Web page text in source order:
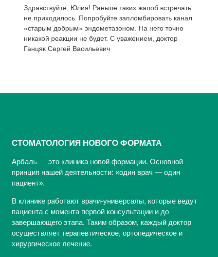
Здравствуйте, Юлия! Раньше таких жалоб встречать
не приходилось. Попробуйте запломбировать канал
«старым добрым» эндометазоном. На него точно
никакой реакции не будет. С уважением, доктор
Ганцяк Сергей Васильевич
СТОМАТОЛОГИЯ НОВОГО ФОРМАТА
Арбаль — это клиника новой формации. Основной
принцип нашей деятельности: «один врач — один
пациент».
В клинике работают врачи-универсалы, которые ведут
пациента с момента первой консультации и до
завершающего этапа. Таким образом, каждый доктор
осуществляет терапевтическое, ортопедическое и
хирургическое лечение.